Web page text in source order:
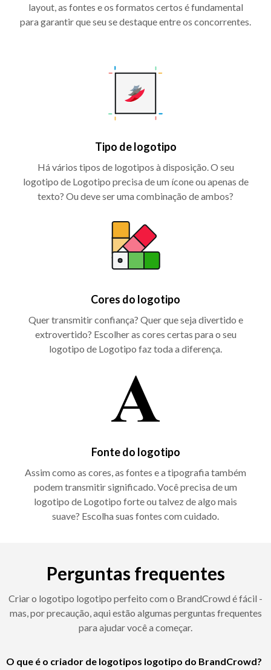
layout, as fontes e os formatos certos é fundamental
para garantir que seu se destaque entre os concorrentes.
Tipo de logotipo
Há vários tipos de logotipos à disposição. O seu
logotipo de Logotipo precisa de um ícone ou apenas de
texto? Ou deve ser uma combinação de ambos?
Cores do logotipo
Quer transmitir confiança? Quer que seja divertido e
extrovertido? Escolher as cores certas para o seu
logotipo de Logotipo faz toda a diferença.
Fonte do logotipo
Assim como as cores, as fontes e a tipografia também
podem transmitir significado. Você precisa de um
logotipo de Logotipo forte ou talvez de algo mais
suave? Escolha suas fontes com cuidado.
Perguntas frequentes
Criar o logotipo logotipo perfeito com o BrandCrowd é fácil -
mas, por precaução, aqui estão algumas perguntas frequentes
para ajudar você a começar.
O que é o criador de logotipos logotipo do BrandCrowd?